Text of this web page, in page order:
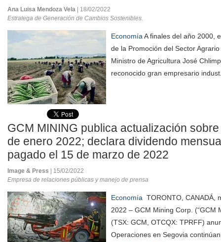
Ana Luisa Mendoza Vela
| 18/02/2022
Estratega de Generación de Cambios Sostenibles.
Economía A finales del año 2000,
de la Promoción del Sector
Ministro de Agricultura José
reconocido gran empresario
GCM MINING publica actualización
de enero 2022; declara dividendo
pagado el 15 de marzo de 2022
Image & Press
| 15/02/2022
Empresa de relaciones públicas y manejo de prensa
Economía TORONTO, CANADÁ,
2022 – GCM Mining Corp. (“GCM
(TSX: GCM, OTCQX: TPRFF)
Operaciones en Segovia